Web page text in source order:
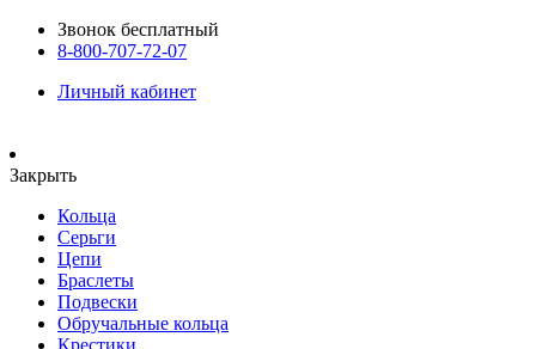
Звонок бесплатный
8-800-707-72-07
Личный кабинет
Закрыть
Кольца
Серьги
Цепи
Браслеты
Подвески
Обручальные кольца
Крестики